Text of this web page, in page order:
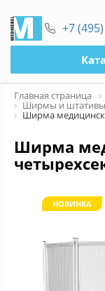
+7
Главная страница
Ширмы и штативы
Ширма
Ширма
НОВИНКА